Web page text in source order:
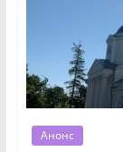
Анонс